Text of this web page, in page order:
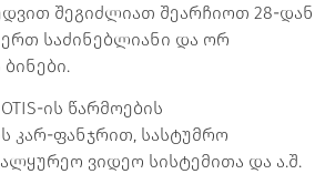
შეგიძლიათ შეარჩიოთ 28-დან
ერთ საძინებლიანი და ორ
ის წარმოების
კარ-ფანჯრით, სასტუმრო
ვიდეო სისტემითა და ა.შ.